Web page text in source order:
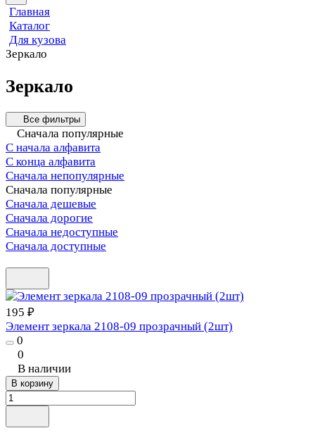
Главная
Каталог
Для кузова
Зеркало
Зеркало
Все фильтры
Сначала популярные
С начала алфавита
С конца алфавита
Сначала непопулярные
Сначала популярные
Сначала дешевые
Сначала дорогие
Сначала недоступные
Сначала доступные
195 ₽
Элемент зеркала 2108-09 прозрачный (2шт)
0
0
В наличии
В корзину